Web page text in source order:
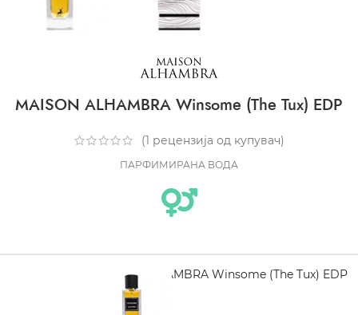
MAISON ALHAMBRA Winsome (The Tux) EDP
(1 рецензија од купувач)
ПАРФИМИРАНА ВОДА
MAISON ALHAMBRA Winsome (The Tux) EDP
90 ml